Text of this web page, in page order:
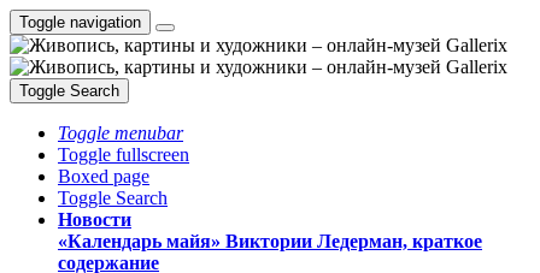
Toggle navigation
Toggle Search
Toggle menubar
Toggle fullscreen
Boxed page
Toggle Search
Новости
«Календарь майя» Виктории Ледерман, краткое
содержание